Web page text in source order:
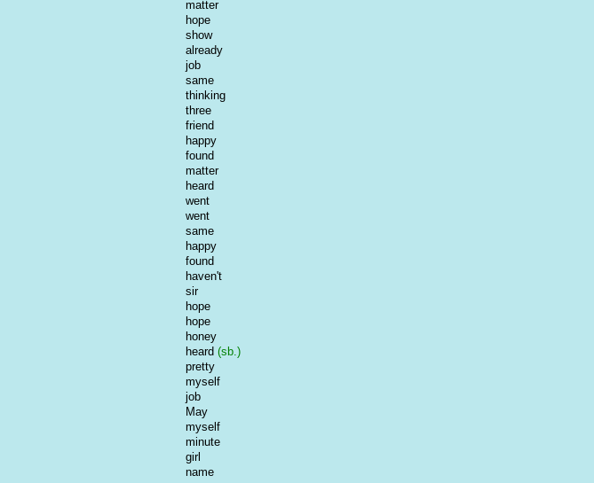
matter
hope
show
already
job
same
thinking
three
friend
happy
found
matter
heard
went
went
same
happy
found
haven't
sir
hope
hope
honey
heard (sb.)
pretty
myself
job
May
myself
minute
girl
name